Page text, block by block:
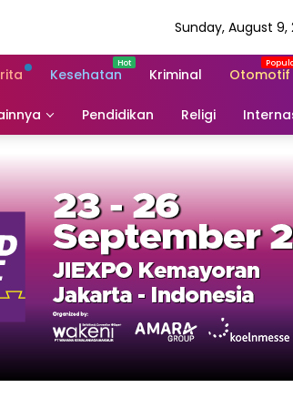
Sunday, August 9,
Kesehatan Kriminal Otomotif
Pendidikan Religi